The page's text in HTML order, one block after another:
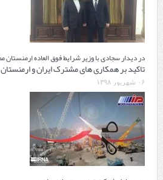
در دیدار سجادی با وزیر شرایط فوق العاده
تاکید بر همکاری های مشترک ایران و
۰۶ شهریور ۱۳۹۸